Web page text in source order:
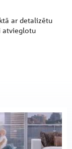
ar detalizētu
atvieglotu